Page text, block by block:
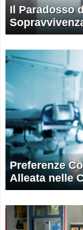
Il Paradosso
Preferenze
Alleata nelle